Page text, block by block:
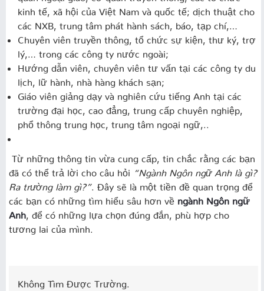
kinh tế, xã hội của Việt Nam và quốc tế; dịch thuật cho
các NXB, trung tâm phát hành sách, báo, tạp chí,…
Chuyên viên truyền thông, tổ chức sự kiện, thư ký, trợ
lý,… trong các công ty nước ngoài;
Hướng dẫn viên, chuyên viên tư vấn tại các công ty du
lịch, lữ hành, nhà hàng khách sạn;
Giáo viên giảng dạy và nghiên cứu tiếng Anh tại các
trường đại học, cao đẳng, trung cấp chuyên nghiệp,
phổ thông trung học, trung tâm ngoại ngữ,..
Từ những thông tin vừa cung cấp, tin chắc rằng các bạn
đã có thể trả lời cho câu hỏi
“Ngành Ngôn ngữ Anh là gì?
Ra trường làm gì?”. Đây sẽ là một tiền đề quan trọng để
các bạn có những tìm hiểu sâu hơn về ngành Ngôn ngữ
Anh , để có những lựa chọn đúng đắn, phù hợp cho
tương lai của mình.
Không Tìm Được Trường.